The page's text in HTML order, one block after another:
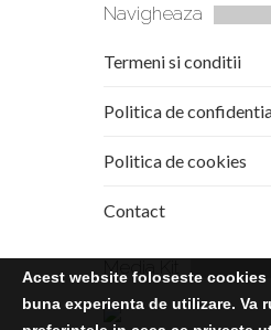
Navigheaza
Termeni si conditii
Politica de
Politica de cookies
Contact
Media Kit
Acest website foloseste cookies
buna experienta de utilizare. Va